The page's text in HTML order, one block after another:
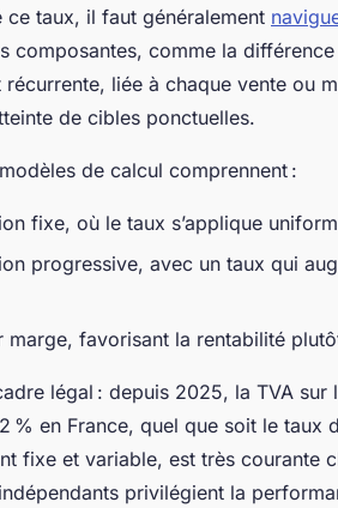
taux, il faut généralement
composantes, comme la
liée à chaque vente ou
de cibles ponctuelles.
de calcul comprennent :
fixe, où le taux s’applique
progressive, avec un taux qui
marge, favorisant la rentabilité
légal : depuis 2025, la TVA
% en France, quel que soit le taux
fixe et variable, est très courante
privilégient la